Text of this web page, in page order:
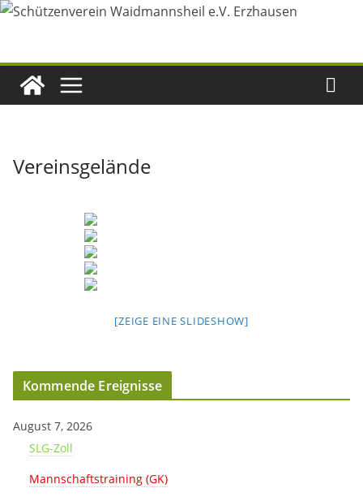
Zum
Vereinsgelände
[ZEIGE EINE SLIDESHOW]
Kommende Ereignisse
August 7, 2026
SLG-Zoll
Mannschaftstraining (GK)